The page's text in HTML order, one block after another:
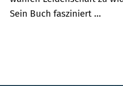
Sein Buch fasziniert …